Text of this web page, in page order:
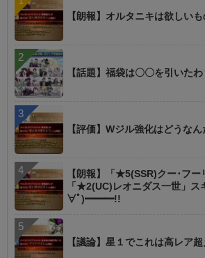
【朗報】オルタニキは欲しい
【話題】福袋は〇〇を引いた
【評価】Wジル強化はどうなん
【朗報】「★5(SSR)クー･フー
「★2(UC)レオニダス一世」
∀ﾟ)━━━!!
【議論】星１でこれは高レア超